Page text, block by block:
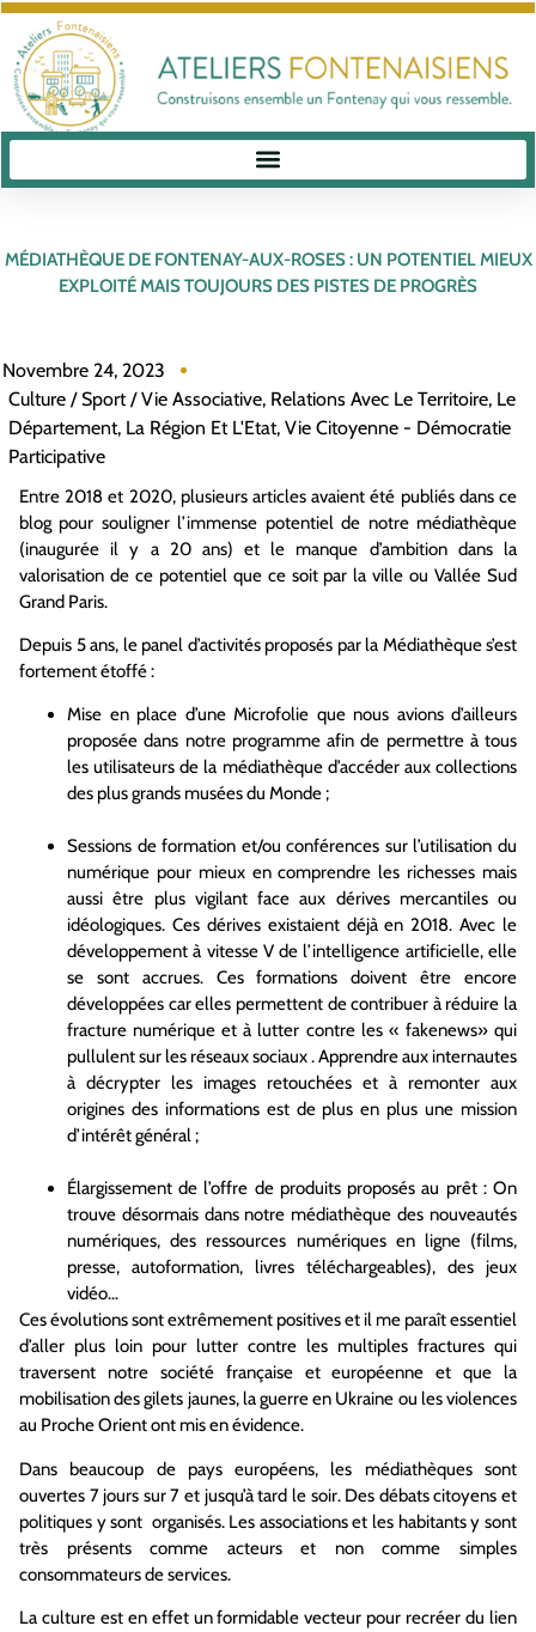
MÉDIATHÈQUE DE FONTENAY-AUX-ROSES : UN POTENTIEL MIEUX
EXPLOITÉ MAIS TOUJOURS DES PISTES DE PROGRÈS
Novembre 24, 2023
Culture / Sport / Vie Associative, Relations Avec Le Territoire, Le
Département, La Région Et L'Etat, Vie Citoyenne - Démocratie
Participative
Entre 2018 et 2020, plusieurs articles avaient été publiés dans ce
blog pour souligner l’immense potentiel de notre médiathèque
(inaugurée il y a 20 ans) et le manque d’ambition dans la
valorisation de ce potentiel que ce soit par la ville ou Vallée Sud
Grand Paris.
Depuis 5 ans, le panel d’activités proposés par la Médiathèque s’est
fortement étoffé :
Mise en place d’une Microfolie que nous avions d’ailleurs
proposée dans notre programme afin de permettre à tous
les utilisateurs de la médiathèque d’accéder aux collections
des plus grands musées du Monde ;
Sessions de formation et/ou conférences sur l’utilisation du
numérique pour mieux en comprendre les richesses mais
aussi être plus vigilant face aux dérives mercantiles ou
idéologiques. Ces dérives existaient déjà en 2018. Avec le
développement à vitesse V de l’intelligence artificielle, elle
se sont accrues. Ces formations doivent être encore
développées car elles permettent de contribuer à réduire la
fracture numérique et à lutter contre les « fakenews» qui
pullulent sur les réseaux sociaux . Apprendre aux internautes
à décrypter les images retouchées et à remonter aux
origines des informations est de plus en plus une mission
d’intérêt général ;
Élargissement de l’offre de produits proposés au prêt : On
trouve désormais dans notre médiathèque des nouveautés
numériques, des ressources numériques en ligne (films,
presse, autoformation, livres téléchargeables), des jeux
vidéo…
Ces évolutions sont extrêmement positives et il me paraît essentiel
d’aller plus loin pour lutter contre les multiples fractures qui
traversent notre société française et européenne et que la
mobilisation des gilets jaunes, la guerre en Ukraine ou les violences
au Proche Orient ont mis en évidence.
Dans beaucoup de pays européens, les médiathèques sont
ouvertes 7 jours sur 7 et jusqu’à tard le soir. Des débats citoyens et
politiques y sont organisés. Les associations et les habitants y sont
très présents comme acteurs et non comme simples
consommateurs de services.
La culture est en effet un formidable vecteur pour recréer du lien